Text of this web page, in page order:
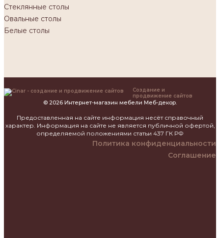
Стеклянные столы
Овальные столы
Белые столы
Создание и
продвижение сайтов
© 2026 Интернет-магазин мебели Меб-декор.
Предоставленная на сайте информация несёт справочный
характер. Информация на сайте не является публичной офертой,
определяемой положениями статьи 437 ГК РФ
Политика конфиденциальности
Соглашение